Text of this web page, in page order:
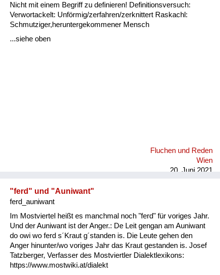
Nicht mit einem Begriff zu definieren! Definitionsversuch:
Verwortackelt: Unförmig/zerfahren/zerknittert Raskachl:
Schmutziger,heruntergekommener Mensch
...siehe oben
Fluchen und Reden
Wien
20. Juni 2021
"ferd" und "Auniwant"
ferd_auniwant
Im Mostviertel heißt es manchmal noch "ferd" für voriges Jahr.
Und der Auniwant ist der Anger.: De Leit gengan am Auniwant
do owi wo ferd s´Kraut g´standen is. Die Leute gehen den
Anger hinunter/wo voriges Jahr das Kraut gestanden is. Josef
Tatzberger, Verfasser des Mostviertler Dialektlexikons:
https://www.mostwiki.at/dialekt